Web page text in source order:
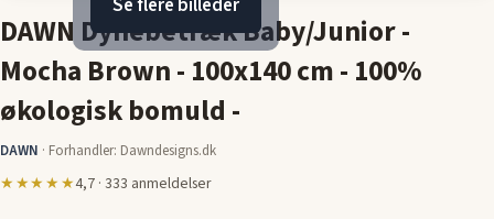
Se flere billeder
DAWN Dynebetræk Baby/Junior -
Mocha Brown - 100x140 cm - 100%
økologisk bomuld -
DAWN · Forhandler: Dawndesigns.dk
★★★★★4,7 · 333 anmeldelser